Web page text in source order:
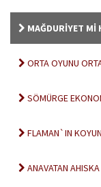
MAĞDURİYET Mİ
ORTA OYUNU
SÖMÜRGE
FLAMAN`IN
ANAVATAN